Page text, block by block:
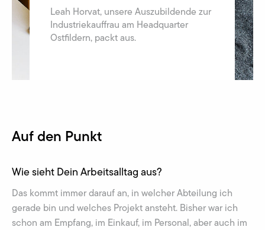
Leah Horvat, unsere Auszubildende zur
Industriekauffrau am Headquarter
Ostfildern, packt aus.
Auf den Punkt
Wie sieht Dein Arbeitsalltag aus?
Das kommt immer darauf an, in welcher Abteilung ich
gerade bin und welches Projekt ansteht. Bisher war ich
schon am Empfang, im Einkauf, im Personal, aber auch im